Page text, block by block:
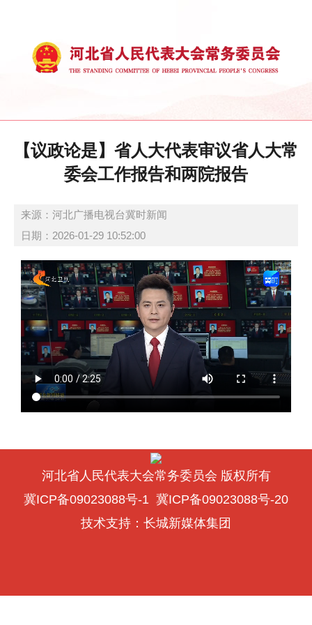
【议政论是】省人大代表审议省人大常
委会工作报告和两院报告
来源：河北广播电视台冀时新闻
日期：2026-01-29 10:52:00
河北省人民代表大会常务委员会 版权所有
冀ICP备09023088号-1 冀ICP备09023088号-20
技术支持： 长城新媒体集团